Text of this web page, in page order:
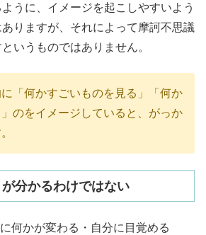
うに、イメージを起こしやすいよう
りますが、それによって摩訶不思議
いうものではありません。
「何かすごいものを見る」「何か
のをイメージしていると、がっか
分かるわけではない
何かが変わる・自分に目覚める